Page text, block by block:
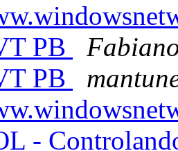
PB
PB
-